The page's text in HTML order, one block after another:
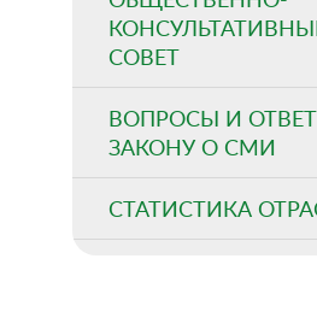
СОВЕТ
ВОПРОСЫ И
ЗАКОНУ О СМИ
СТАТИСТИКА